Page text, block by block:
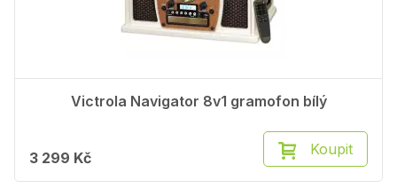
Victrola Navigator 8v1 gramofon bílý
3 299 Kč Koupit